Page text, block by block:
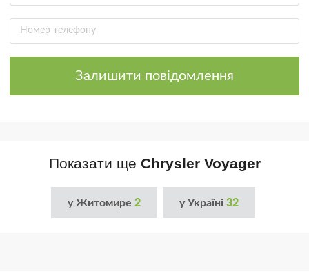
Залишити повідомлення
Показати ще Chrysler Voyager
у Житомире 2 у Україні 32